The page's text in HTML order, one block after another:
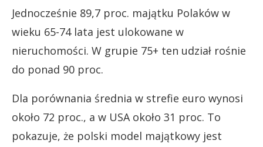
Jednocześnie 89,7 proc. majątku Polaków w
wieku 65-74 lata jest ulokowane w
nieruchomości. W grupie 75+ ten udział rośnie
do ponad 90 proc.
Dla porównania średnia w strefie euro wynosi
około 72 proc., a w USA około 31 proc. To
pokazuje, że polski model majątkowy jest